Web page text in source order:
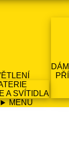
A SVÍTIDLA
MENU